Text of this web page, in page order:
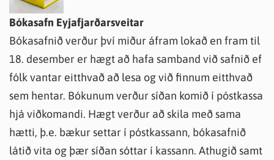
Bókasafn Eyjafjarðarsveitar
Bókasafnið verður því miður áfram lokað en fram til
18. desember er hægt að hafa samband við safnið ef
fólk vantar eitthvað að lesa og við finnum eitthvað
sem hentar. Bókunum verður síðan komið í póstkassa
hjá viðkomandi. Hægt verður að skila með sama
hætti, þ.e. bækur settar í póstkassann, bókasafnið
látið vita og þær síðan sóttar í kassann. Athugið samt